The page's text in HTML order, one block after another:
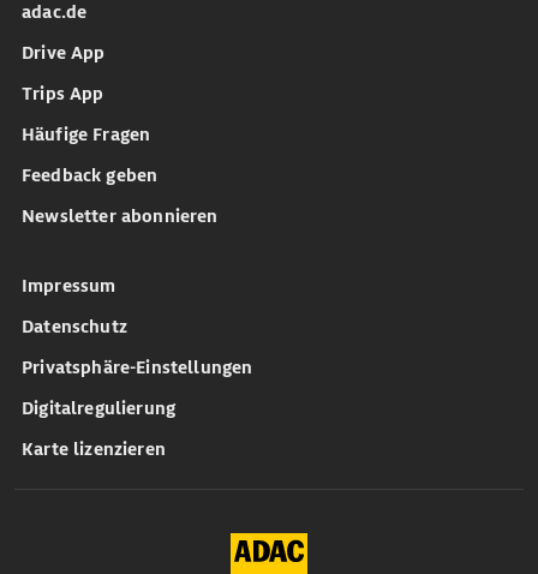
adac.de
Drive App
Trips App
Häufige Fragen
Feedback geben
Newsletter abonnieren
Impressum
Datenschutz
Privatsphäre-Einstellungen
Digitalregulierung
Karte lizenzieren